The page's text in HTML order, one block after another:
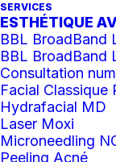
SERVICES
ESTHÉTIQUE
BBL BroadBand
BBL BroadBand
Consultation
Facial Classique
Hydrafacial MD
Laser Moxi
Microneedling
Peeling Acné